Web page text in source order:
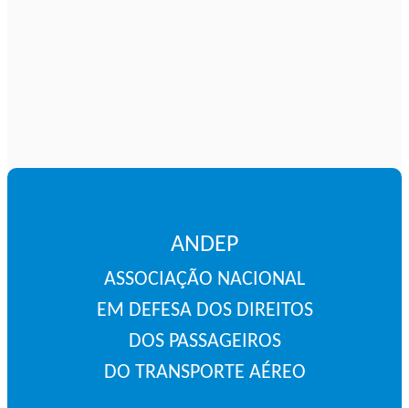
ANDEP
ASSOCIAÇÃO NACIONAL
EM DEFESA DOS DIREITOS
DOS PASSAGEIROS
DO TRANSPORTE AÉREO